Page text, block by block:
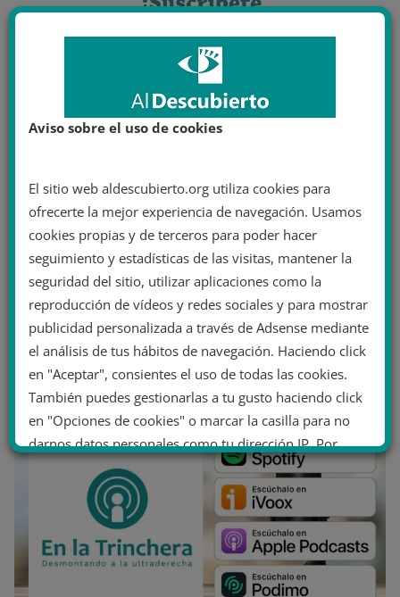
Aviso sobre el uso de cookies
El sitio web aldescubierto.org utiliza cookies para
ofrecerte la mejor experiencia de navegación. Usamos
cookies propias y de terceros para poder hacer
seguimiento y estadísticas de las visitas, mantener la
seguridad del sitio, utilizar aplicaciones como la
reproducción de vídeos y redes sociales y para mostrar
publicidad personalizada a través de Adsense mediante
el análisis de tus hábitos de navegación. Haciendo click
en "Aceptar", consientes el uso de todas las cookies.
También puedes gestionarlas a tu gusto haciendo click
en "Opciones de cookies" o marcar la casilla para no
darnos datos personales como tu dirección IP. Por
último, puedes leer nuestra Política de cookies.
No dar mi información personal
Aceptar cookies